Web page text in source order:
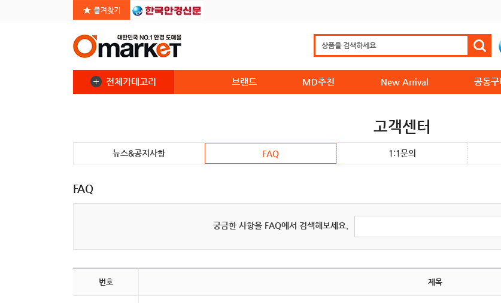
전체카테고리 브랜드 MD추천 New Arrival 공동구
고객센터
뉴스&공지사항 FAQ 1:1문의
FAQ
궁금한 사항을 FAQ에서 검색해보세요.
번호 제목